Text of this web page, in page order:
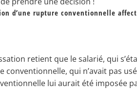
d’une rupture conventionnelle
retient que le salarié, qui
qui n’avait pas
lui aurait été imposée